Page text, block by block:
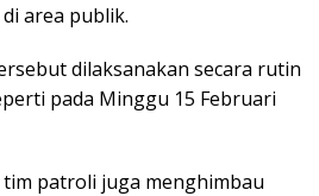
area publik.
dilaksanakan secara rutin
pada Minggu 15 Februari
tim patroli juga menghimbau